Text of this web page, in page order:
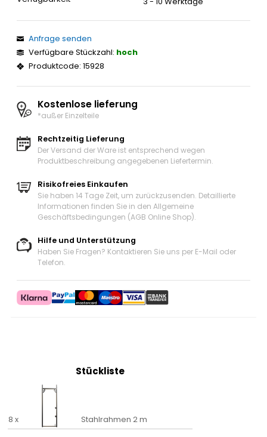
Anfrage senden
Verfügbare Stückzahl: hoch
Produktcode: 15928
Kostenlose lieferung
*außer Einzelteile
Rechtzeitig Lieferung
Der Versand der Ware ist entsprechend wegen
Produktbeschreibung angegebenen Liefertermin.
Risikofreies Einkaufen
Sie haben 14 Tage Zeit, um zurückzusenden. Detaillierte
Informationen finden Sie in den Allgemeine
Geschäftsbedingungen (AGB Online Shop).
Hilfe und Unterstützung
Haben Sie Fragen? Kontaktieren Sie uns per E-Mail oder
Telefon.
Stückliste
8 x Stahlrahmen 2 m